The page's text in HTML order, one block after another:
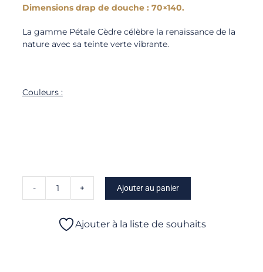
Dimensions drap de douche : 70×140.
La gamme Pétale Cèdre célèbre la renaissance de la
nature avec sa teinte verte vibrante.
Couleurs :
quantité
Pétale
Ajouter au panier
Ajouter à la liste de souhaits